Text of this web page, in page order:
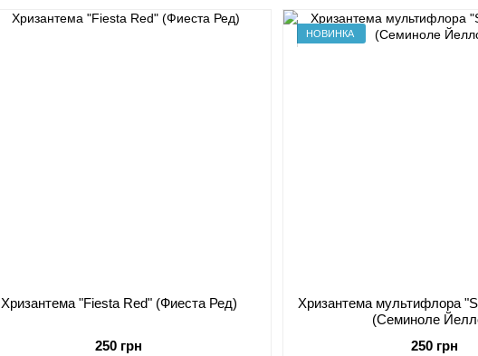
Хризантема "Fiesta Red" (Фиеста Ред)
250 грн
НОВИНКА
Хризантема мультифлора
(Семиноле
250 грн